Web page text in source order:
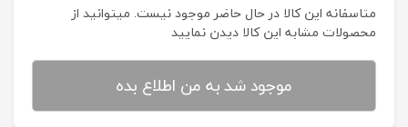
متاسفانه این کالا در حال حاضر موجود نیست. می‍توانید از
محصولات مشابه این کالا دیدن نمایید
موجود شد به من اطلاع بده